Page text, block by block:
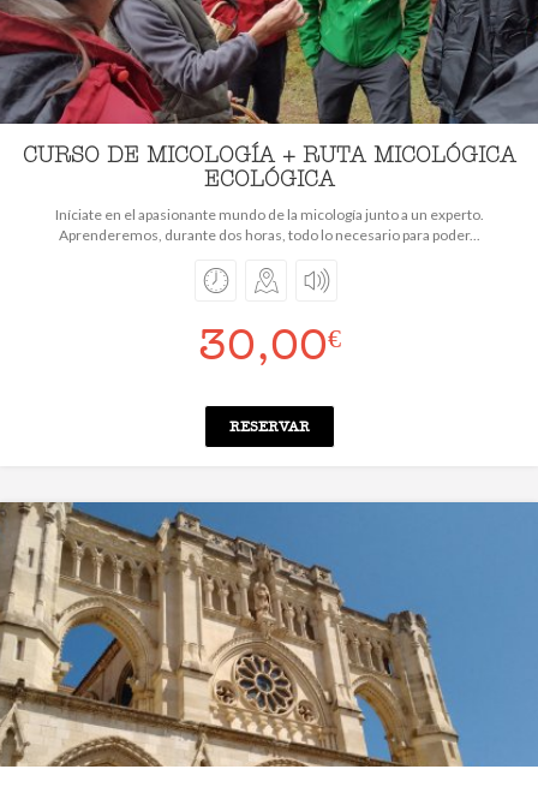
CURSO DE MICOLOGÍA + RUTA MICOLÓGICA
ECOLÓGICA
Iníciate en el apasionante mundo de la micología junto a un experto.
Aprenderemos, durante dos horas, todo lo necesario para poder...
30,00€
RESERVAR